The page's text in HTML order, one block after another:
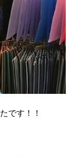
です！！